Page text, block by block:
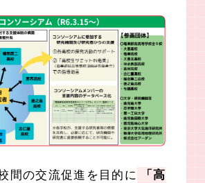
間の交流促進を目的に
「高